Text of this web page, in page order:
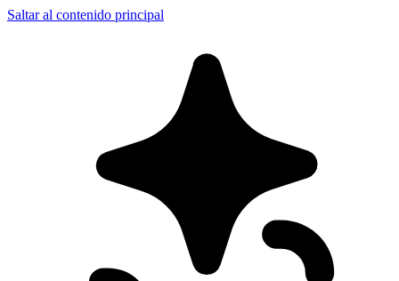
Saltar al contenido principal